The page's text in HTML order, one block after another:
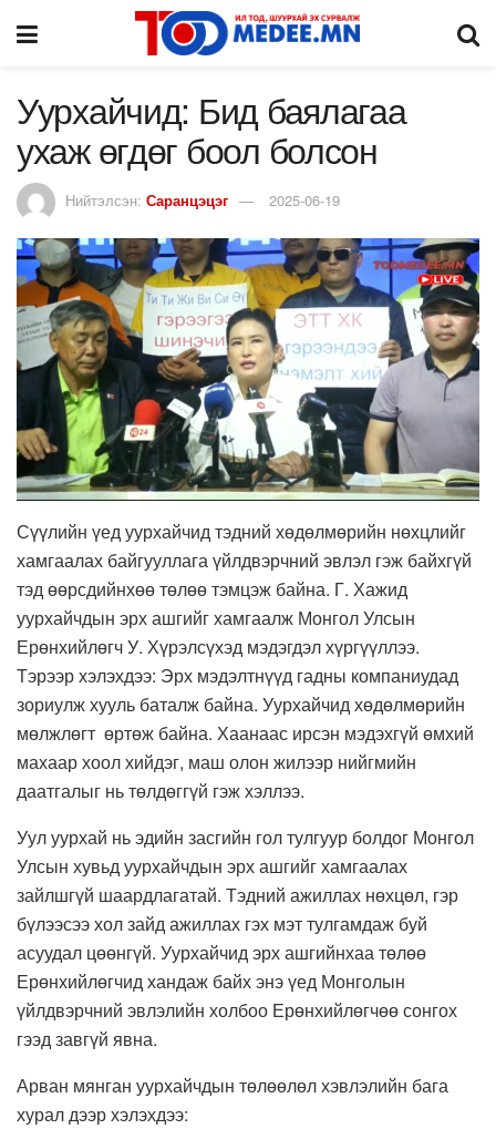
Уурхайчид: Бид баялагаа
ухаж өгдөг боол болсон
Нийтэлсэн: Саранцэцэг 2025-06-19
Сүүлийн үед уурхайчид тэдний хөдөлмөрийн нөхцлийг
хамгаалах байгууллага үйлдвэрчний эвлэл гэж байхгүй
тэд өөрсдийнхөө төлөө тэмцэж байна. Г. Хажид
уурхайчдын эрх ашгийг хамгаалж Монгол Улсын
Ерөнхийлөгч У. Хүрэлсүхэд мэдэгдэл хүргүүллээ.
Тэрээр хэлэхдээ: Эрх мэдэлтнүүд гадны компаниудад
зориулж хууль баталж байна. Уурхайчид хөдөлмөрийн
мөлжлөгт өртөж байна. Хаанаас ирсэн мэдэхгүй өмхий
махаар хоол хийдэг, маш олон жилээр нийгмийн
даатгалыг нь төлдөггүй гэж хэллээ.
Уул уурхай нь эдийн засгийн гол тулгуур болдог Монгол
Улсын хувьд уурхайчдын эрх ашгийг хамгаалах
зайлшгүй шаардлагатай. Тэдний ажиллах нөхцөл, гэр
бүлээсээ хол зайд ажиллах гэх мэт тулгамдаж буй
асуудал цөөнгүй. Уурхайчид эрх ашгийнхаа төлөө
Ерөнхийлөгчид хандаж байх энэ үед Монголын
үйлдвэрчний эвлэлийн холбоо Ерөнхийлөгчөө сонгох
гээд завгүй явна.
Арван мянган уурхайчдын төлөөлөл хэвлэлийн бага
хурал дээр хэлэхдээ: